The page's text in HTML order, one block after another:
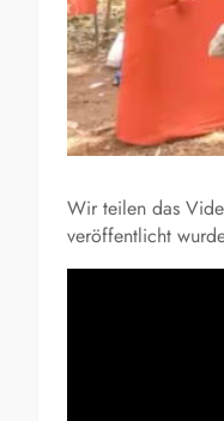
Wir teilen das
veröffentlicht